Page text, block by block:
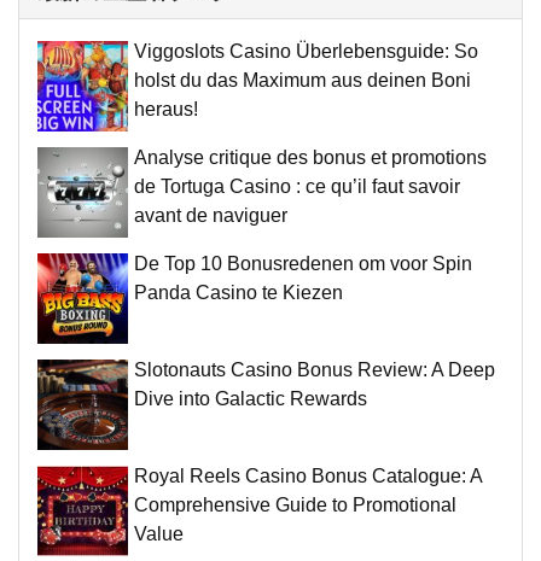
Viggoslots Casino Überlebensguide: So
holst du das Maximum aus deinen Boni
heraus!
Analyse critique des bonus et promotions
de Tortuga Casino : ce qu’il faut savoir
avant de naviguer
De Top 10 Bonusredenen om voor Spin
Panda Casino te Kiezen
Slotonauts Casino Bonus Review: A Deep
Dive into Galactic Rewards
Royal Reels Casino Bonus Catalogue: A
Comprehensive Guide to Promotional
Value